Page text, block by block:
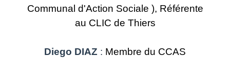
Communal d'Action Sociale ), Référente
au CLIC de Thiers
Diego DIAZ : Membre du CCAS